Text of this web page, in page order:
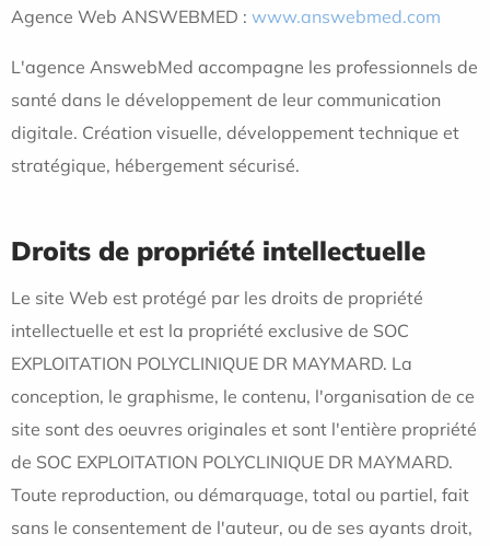
Agence Web ANSWEBMED : www.answebmed.com
L'agence AnswebMed accompagne les professionnels de
santé dans le développement de leur communication
digitale. Création visuelle, développement technique et
stratégique, hébergement sécurisé.
Droits de propriété intellectuelle
Le site Web est protégé par les droits de propriété
intellectuelle et est la propriété exclusive de SOC
EXPLOITATION POLYCLINIQUE DR MAYMARD. La
conception, le graphisme, le contenu, l'organisation de ce
site sont des oeuvres originales et sont l'entière propriété
de SOC EXPLOITATION POLYCLINIQUE DR MAYMARD.
Toute reproduction, ou démarquage, total ou partiel, fait
sans le consentement de l'auteur, ou de ses ayants droit,